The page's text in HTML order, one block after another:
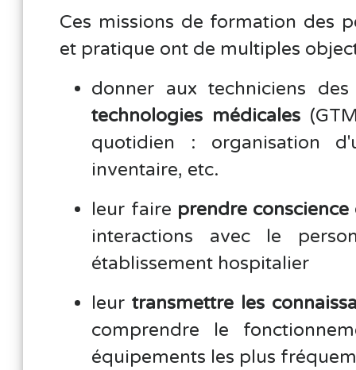
Ces missions de formation des
et pratique ont de multiples
donner aux techniciens
technologies médicales
quotidien : organisation
inventaire, etc.
leur faire prendre
interactions avec le
établissement hospitalier
leurtransmettre les
comprendre le
équipements les plus